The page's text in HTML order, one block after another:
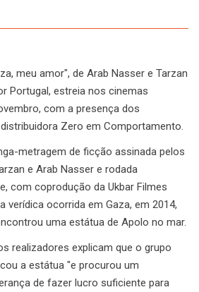
meu amor", de Arab Nasser e Tarzan
Portugal, estreia nos cinemas
com a presença dos
Zero em Comportamento.
metragem de ficção assinada pelos
e Arab Nasser e rodada
com coprodução da Ukbar Filmes
verídica ocorrida em Gaza, em 2014,
uma estátua de Apolo no mar.
realizadores explicam que o grupo
a estátua "e procurou um
de fazer lucro suficiente para